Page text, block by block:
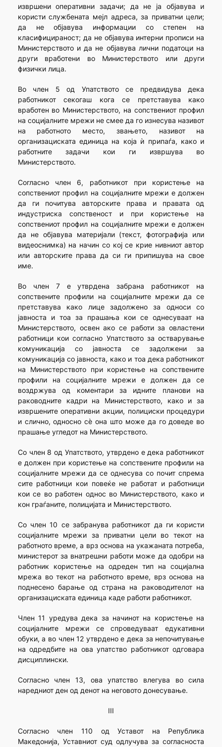
извршени оперативни задачи; да не ја објавува и
користи службената мејл адреса, за приватни цели;
да не објавува информации со степен на
класифицираност; да не објавува интерни прописи на
Министерството и да не објавува лични податоци на
други вработени во Министерството или други
физички лица.
Во член 5 од Упатството се предвидува дека
работникот секогаш кога се претставува како
вработен во Министерството, на сопствениот профил
на социјалните мрежи не смее да го изнесува називот
на работното место, звањето, називот на
организациската единица на која ѝ припаѓа, како и
работните задачи кои ги извршува во
Министерството.
Согласно член 6, работникот при користење на
сопствениот профил на социјалните мрежи е должен
да ги почитува авторските права и правата од
индустриска сопственост и при користење на
сопствениот профил на социјалните мрежи е должен
да не објавува материјали (текст, фотографија или
видеоснимка) на начин со кој се крие нивниот автор
или авторските права да си ги припишува на свое
име.
Во член 7 е утврдена забрана работникот на
сопствените профили на социјалните мрежи да се
претставува како лице задолжено за односи со
јавноста и тоа за прашања кои се однесуваат на
Министерството, освен ако се работи за овластени
работници кои согласно Упатството за остварување
комуникација со јавноста се задолжени за
комуникација со јавноста, како и тоа дека работникот
на Министерството при користење на сопствените
профили на социјалните мрежи е должен да се
воздржува од коментари за идните планови на
раководните кадри на Министерството, како и за
извршените оперативни акции, полициски процедури
и слично, односно сѐ она што може да го доведе во
прашање угледот на Министерството.
Со член 8 од Упатството, утврдено е дека работникот
е должен при користење на сопствените профили на
социјалните мрежи да се однесува со почит спрема
сите работници кои повеќе не работат и работници
кои се во работен однос во Министерството, како и
кон граѓаните, полицијата и Министерството.
Со член 10 се забранува работникот да ги користи
социјалните мрежи за приватни цели во текот на
работното време, а врз основа на укажаната потреба,
министерот за внатрешни работи може да одобри на
работник користење на одреден тип на социјална
мрежа во текот на работното време, врз основа на
поднесено барање од страна на раководителот на
организациската единица каде работи работникот.
Член 11 уредува дека за начинот на користење на
социјалните мрежи се спроведуваат едукативни
обуки, а во член 12 утврдено е дека за непочитување
на одредбите на ова упатство работникот одговара
дисциплински.
Согласно член 13, ова упатство влегува во сила
наредниот ден од денот на неговото донесување.
III
Согласно член 110 од Уставот на Република
Македонија, Уставниот суд одлучува за согласноста